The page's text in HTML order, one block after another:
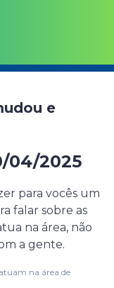
e
04/2025
para vocês um
falar sobre as
na área, não
a gente.
na área de